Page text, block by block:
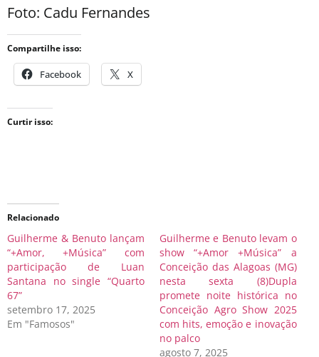
Foto: Cadu Fernandes
Compartilhe isso:
Facebook X
Curtir isso:
Relacionado
Guilherme & Benuto lançam
“+Amor, +Música” com
participação de Luan
Santana no single “Quarto
67”
setembro 17, 2025
Em "Famosos"
Guilherme e Benuto levam o
show “+Amor +Música” a
Conceição das Alagoas (MG)
nesta sexta (8)Dupla
promete noite histórica no
Conceição Agro Show 2025
com hits, emoção e inovação
no palco
agosto 7, 2025